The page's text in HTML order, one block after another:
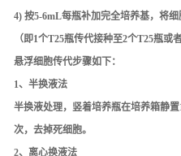
4) 按5-6mL每瓶补加完全培养基，将
（即1个T25瓶传代接种至2个T25瓶或
悬浮细胞传代步骤如下：
1、半换液法
半换液处理，竖着培养瓶在培养箱静
次，去掉死细胞。
2、离心换液法